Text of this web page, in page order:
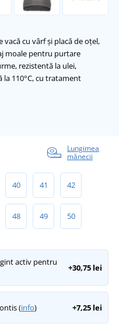
cu vârf și placă de oțel,
moale pentru purtare
rezistentă la ulei,
110°C, cu tratament
Lungimea
mânecii
40 41 42
48 49 50
activ pentru
+30,75 lei
(info) +7,25 lei